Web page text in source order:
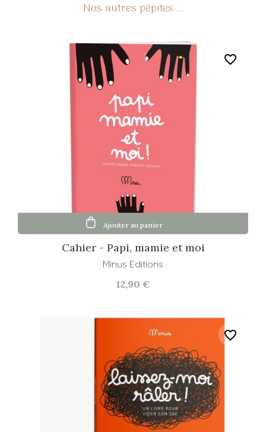
Cahier - Papi, mamie et moi
Minus Editions
12,90 €
Ajouter au panier
favorite_border
favorite_border